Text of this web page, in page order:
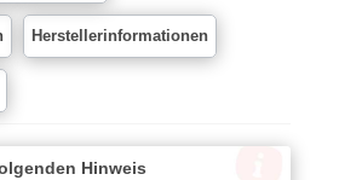
Herstellerinformationen
Hinweis